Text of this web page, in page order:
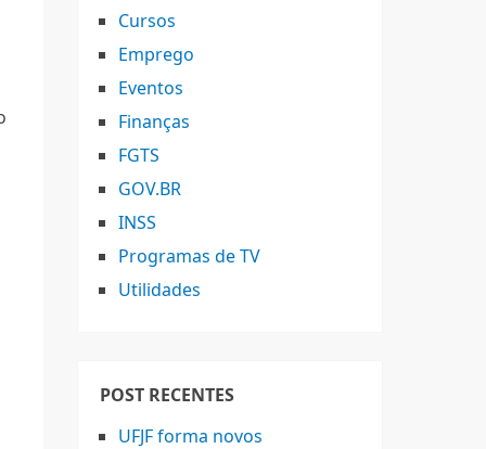
Cursos
Emprego
Eventos
Finanças
FGTS
GOV.BR
INSS
Programas de TV
Utilidades
POST RECENTES
UFJF forma novos